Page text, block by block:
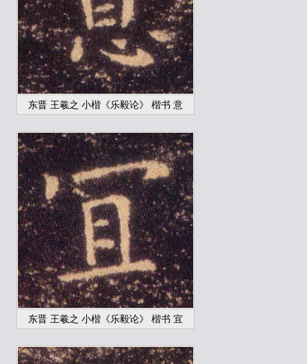
东晋 王羲之 小楷《乐毅论》 楷书 意
东晋 王羲之 小楷《乐毅论》 楷书 宜